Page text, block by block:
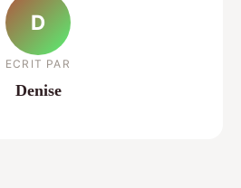
D
ECRIT PAR
Denise